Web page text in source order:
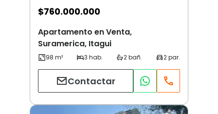
$760.000.000
Apartamento en Venta,
Suramerica, Itagui
Contactar